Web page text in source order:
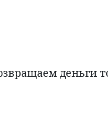
деньги